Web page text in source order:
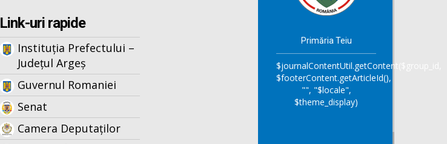
Link-uri rapide
Instituția Prefectului –
Județul Argeș
Guvernul Romaniei
Senat
Camera Deputaților
Primăria Teiu
$journalContentUtil.getContent($group_id,
$footerContent.getArticleId(),
"", "$locale",
$theme_display)